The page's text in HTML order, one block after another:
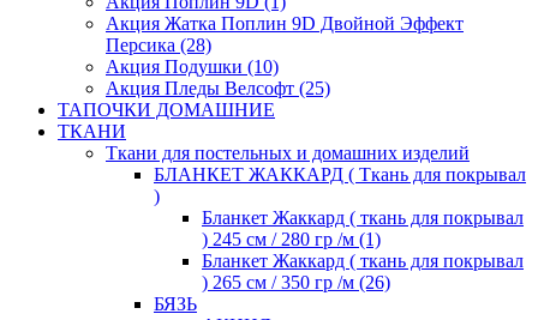
Акция Жатка Поплин 9D Двойной Эффект
Персика (28)
Акция Подушки (10)
Акция Пледы Велсофт (25)
ТАПОЧКИ ДОМАШНИЕ
ТКАНИ
Ткани для постельных и домашних изделий
БЛАНКЕТ ЖАККАРД ( Ткань для покрывал
)
Бланкет Жаккард ( ткань для покрывал
) 245 см / 280 гр /м (1)
Бланкет Жаккард ( ткань для покрывал
) 265 см / 350 гр /м (26)
БЯЗЬ